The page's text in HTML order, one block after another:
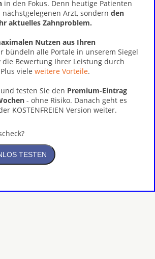
in den Fokus. Denn heutige Patienten
Arzt, sondern den
aktuelles Zahnproblem.
Nutzen aus Ihren
bündeln alle Portale in unserem Siegel
Bewertung Ihrer Leistung durch
viele weitere Vorteile.
und testen Sie den Premium-Eintrag
- ohne Risiko. Danach geht es
KOSTENFREIEN Version weiter.